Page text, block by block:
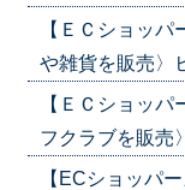
【ＥＣショッ
や雑貨を販売〉
【ＥＣショッ
フクラブを販売
【ECショッパ